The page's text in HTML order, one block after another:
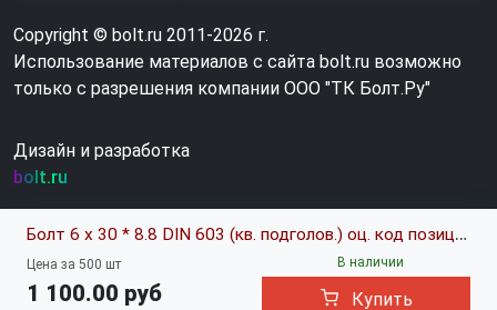
Болт 6 х 30 * 8.8 DIN 603 (кв. подголов.) оц. код позиции 0386461
Цена за 500 шт
1 100.00 руб
В наличии
Купить
Copyright © bolt.ru 2011-2026 г.
Использование материалов с сайта bolt.ru возможно
только с разрешения компании ООО "ТК Болт.Ру"
Дизайн и разработка
bolt.ru